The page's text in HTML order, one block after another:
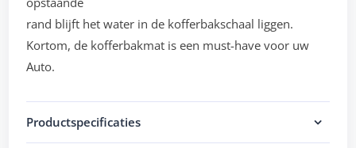
rand blijft het water in de kofferbakschaal liggen.
Kortom, de kofferbakmat is een must-have voor uw
Auto.
Productspecificaties